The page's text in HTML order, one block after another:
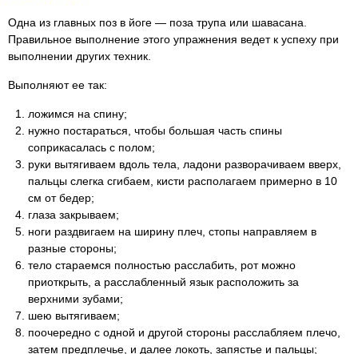
Одна из главных поз в йоге — поза трупа или шавасана.
Правильное выполнение этого упражнения ведет к успеху при
выполнении других техник.
Выполняют ее так:
ложимся на спину;
нужно постараться, чтобы большая часть спины
соприкасалась с полом;
руки вытягиваем вдоль тела, ладони разворачиваем вверх,
пальцы слегка сгибаем, кисти располагаем примерно в 10
см от бедер;
глаза закрываем;
ноги раздвигаем на ширину плеч, стопы направляем в
разные стороны;
тело стараемся полностью расслабить, рот можно
приоткрыть, а расслабленный язык расположить за
верхними зубами;
шею вытягиваем;
поочередно с одной и другой стороны расслабляем плечо,
затем предплечье, и далее локоть, запястье и пальцы;